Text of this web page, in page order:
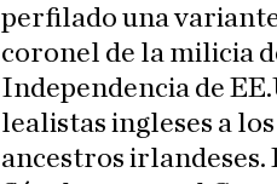
perfilado una
coronel de la milicia
Independencia de
lealistas ingleses a
ancestros irlandeses.